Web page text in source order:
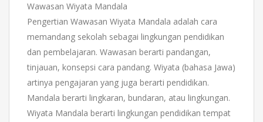
Wawasan Wiyata Mandala
Pengertian Wawasan Wiyata Mandala adalah cara
memandang sekolah sebagai lingkungan pendidikan
dan pembelajaran. Wawasan berarti pandangan,
tinjauan, konsepsi cara pandang. Wiyata (bahasa Jawa)
artinya pengajaran yang juga berarti pendidikan.
Mandala berarti lingkaran, bundaran, atau lingkungan.
Wiyata Mandala berarti lingkungan pendidikan tempat